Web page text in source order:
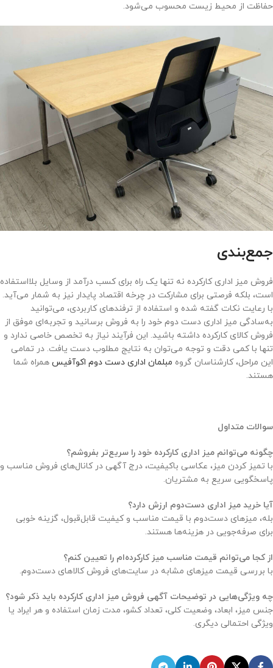
حفاظت از محیط‌ زیست محسوب می‌شود.
جمع‌بندی
فروش میز اداری کارکرده نه تنها یک راه برای کسب درآمد از وسایل بلااستفاده
است، بلکه فرصتی برای مشارکت در چرخه اقتصاد پایدار نیز به شمار می‌آید.
با رعایت نکات گفته شده و استفاده از ترفندهای کاربردی، می‌توانید
به‌سادگی میز اداری دست دوم خود را به فروش برسانید و تجربه‌ای موفق از
فروش کالای کارکرده داشته باشید. این فرآیند نیاز به تخصص خاصی ندارد و
تنها با کمی دقت و توجه می‌توان به نتایج مطلوب دست یافت. در تمامی
این مراحل، کارشناسان گروه مبلمان اداری دست دوم اکوآفیس همراه شما
هستند.
سوالات متداول
چگونه می‌توانم میز اداری کارکرده خود را سریع‌تر بفروشم؟
با تمیز کردن میز، عکاسی باکیفیت، درج آگهی در کانال‌های فروش مناسب و
پاسخگویی سریع به مشتریان.
آیا خرید میز اداری دست‌دوم ارزش دارد؟
بله، میزهای دست‌دوم با قیمت مناسب و کیفیت قابل‌قبول، گزینه خوبی
برای صرفه‌جویی در هزینه‌ها‌ هستند.
از کجا می‌توانم قیمت مناسب میز کارکرده‌ام را تعیین کنم؟
با بررسی قیمت میزهای مشابه در سایت‌های فروش کالاهای دست‌دوم.
چه ویژگی‌هایی در توضیحات آگهی فروش میز اداری کارکرده باید ذکر شود؟
جنس میز، ابعاد، وضعیت کلی، تعداد کشو، مدت زمان استفاده و هر ایراد یا
ویژگی احتمالی دیگری.